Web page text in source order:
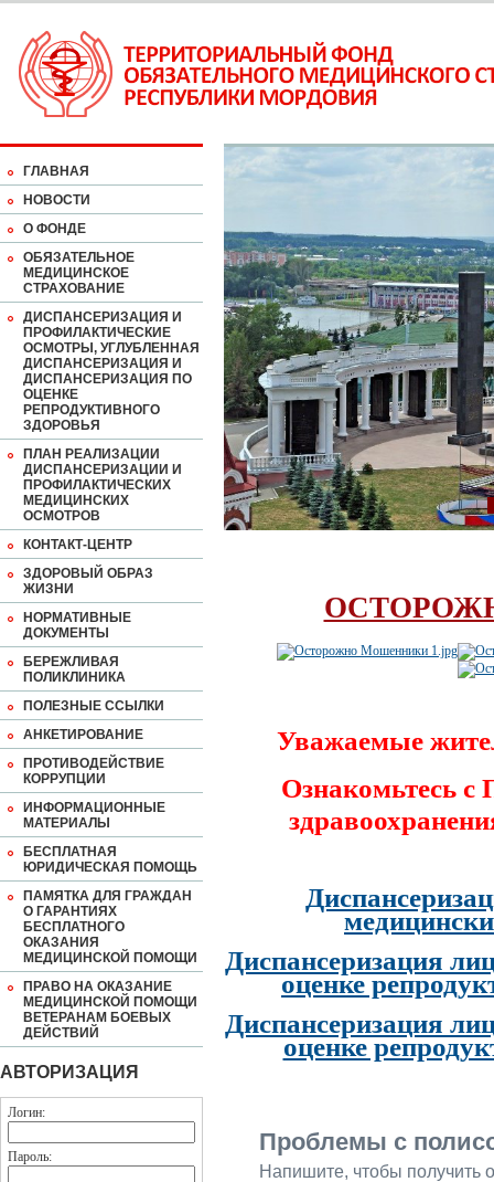
ГЛАВНАЯ
НОВОСТИ
О ФОНДЕ
ОБЯЗАТЕЛЬНОЕ
МЕДИЦИНСКОЕ
СТРАХОВАНИЕ
ДИСПАНСЕРИЗАЦИЯ И
ПРОФИЛАКТИЧЕСКИЕ
ОСМОТРЫ, УГЛУБЛЕННАЯ
ДИСПАНСЕРИЗАЦИЯ И
ДИСПАНСЕРИЗАЦИЯ ПО
ОЦЕНКЕ
РЕПРОДУКТИВНОГО
ЗДОРОВЬЯ
ПЛАН РЕАЛИЗАЦИИ
ДИСПАНСЕРИЗАЦИИ И
ПРОФИЛАКТИЧЕСКИХ
МЕДИЦИНСКИХ
ОСМОТРОВ
КОНТАКТ-ЦЕНТР
ЗДОРОВЫЙ ОБРАЗ
ЖИЗНИ
НОРМАТИВНЫЕ
ДОКУМЕНТЫ
БЕРЕЖЛИВАЯ
ПОЛИКЛИНИКА
ПОЛЕЗНЫЕ ССЫЛКИ
АНКЕТИРОВАНИЕ
ПРОТИВОДЕЙСТВИЕ
КОРРУПЦИИ
ИНФОРМАЦИОННЫЕ
МАТЕРИАЛЫ
БЕСПЛАТНАЯ
ЮРИДИЧЕСКАЯ ПОМОЩЬ
ПАМЯТКА ДЛЯ ГРАЖДАН
О ГАРАНТИЯХ
БЕСПЛАТНОГО
ОКАЗАНИЯ
МЕДИЦИНСКОЙ ПОМОЩИ
ПРАВО НА ОКАЗАНИЕ
МЕДИЦИНСКОЙ ПОМОЩИ
ВЕТЕРАНАМ БОЕВЫХ
ДЕЙСТВИЙ
АВТОРИЗАЦИЯ
Логин:
Пароль:
Уважаемые
Ознакомьтесь
Диспансеризация
оценке
Диспансеризация
оценке
Проблемы с
Напишите, чтобы получить